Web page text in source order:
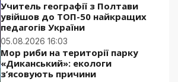
Учитель географії з Полтави
увійшов до ТОП-50 найкращих
педагогів України
05.08.2026 16:03
Мор риби на території парку
«Диканський»: екологи
з’ясовують причини